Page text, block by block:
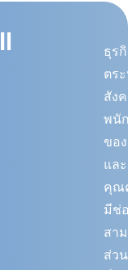
ธุรกิ
ตระ
สังค
พนัก
ของ
และ
คุณค่
มีช่อ
สาม
ส่วน